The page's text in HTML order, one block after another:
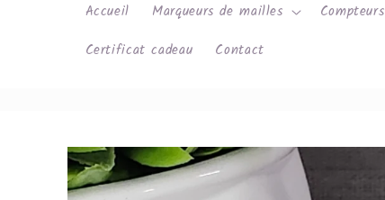
Accueil Marqueurs de mailles
Certificat cadeau
Contact
Passer aux
informations
produits